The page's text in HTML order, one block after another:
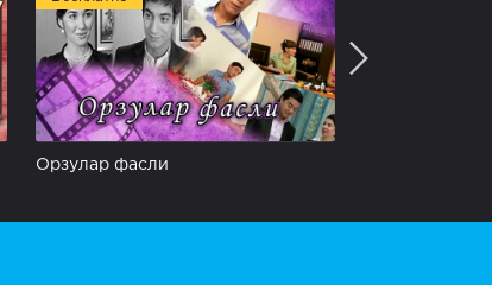
Орзулар фасли